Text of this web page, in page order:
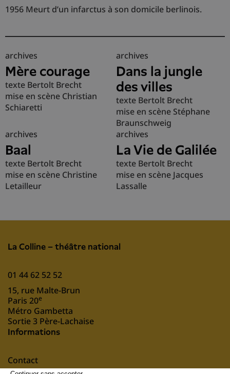
1956 Meurt d’un infarctus à son domicile berlinois.
archives
Mère courage
texte Bertolt Brecht
mise en scène Christian
Schiaretti
archives
Dans la jungle
des villes
texte Bertolt Brecht
mise en scène Stéphane
Braunschweig
archives
Baal
texte Bertolt Brecht
mise en scène Christine
Letailleur
archives
La Vie de Galilée
texte Bertolt Brecht
mise en scène Jacques
Lassalle
La Colline – théâtre national
01 44 62 52 52
15, rue Malte-Brun
Paris 20e
Métro Gambetta
Sortie 3 Père-Lachaise
Informations
Contact